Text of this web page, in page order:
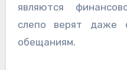
являются
слепо верят даже
обещаниям.